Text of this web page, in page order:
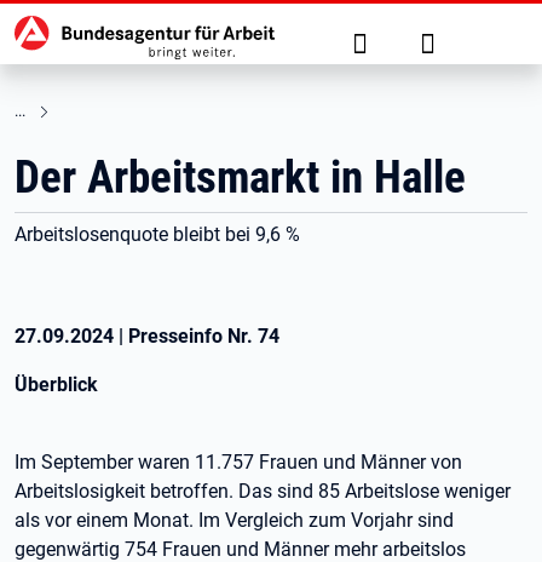
zu den Hauptinhalten springen
Hauptnavigation Suche Anmelden
Der Arbeitsmarkt in Halle
Arbeitslosenquote bleibt bei 9,6 %
27.09.2024 | Presseinfo Nr. 74
Überblick
Im September waren 11.757 Frauen und Männer von
Arbeitslosigkeit betroffen. Das sind 85 Arbeitslose weniger
als vor einem Monat. Im Vergleich zum Vorjahr sind
gegenwärtig 754 Frauen und Männer mehr arbeitslos